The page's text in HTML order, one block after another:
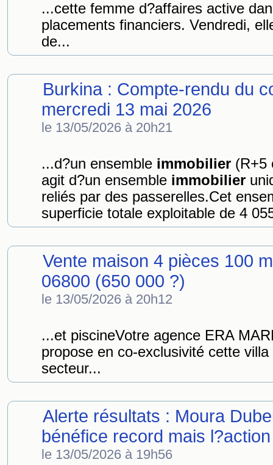
...cette femme d?affaires active
placements financiers. Vendredi,
de...
Burkina : Compte-rendu du
mercredi 13 mai 2026
le 13/05/2026 à 20h21
...d?un ensemble immobilier (R+5
agit d?un ensemble immobilier
reliés par des passerelles.Cet
superficie totale exploitable de 4
Vente maison 4 pièces 100
06800 (650 000 ?)
le 13/05/2026 à 20h12
...et piscineVotre agence ERA
propose en co-exclusivité cette
secteur...
Alerte résultats : Moura
bénéfice record mais
le 13/05/2026 à 19h56